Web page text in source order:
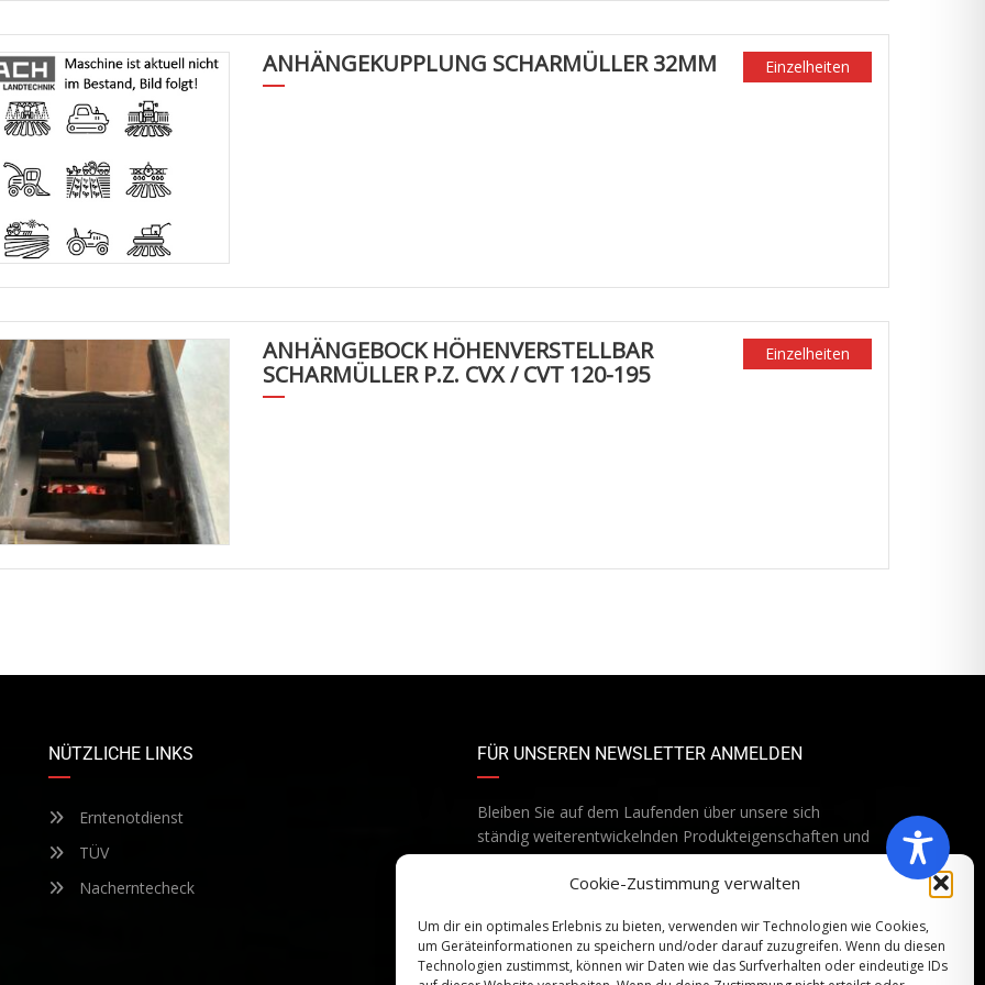
Cookie-Zustimmung verwalten
Um dir ein optimales Erlebnis zu bieten, verwenden wir Technologien wie Cookies,
um Geräteinformationen zu speichern und/oder darauf zuzugreifen. Wenn du diesen
Technologien zustimmst, können wir Daten wie das Surfverhalten oder eindeutige IDs
ANHÄNGEKUPPLUNG SCHARMÜLLER 32MM Einzelheiten
ANHÄNGEBOCK HÖHENVERSTELLBAR
SCHARMÜLLER P.Z. CVX / CVT 120-195
Einzelheiten
NÜTZLICHE LINKS
Erntenotdienst
TÜV
Nacherntecheck
FÜR UNSEREN NEWSLETTER ANMELDEN
Bleiben Sie auf dem Laufenden über unsere sich
ständig weiterentwickelnden Produkteigenschaften und
Technologien. Geben Sie Ihre E-Mail-Adresse ein und
abonnieren Sie unseren Newsletter.